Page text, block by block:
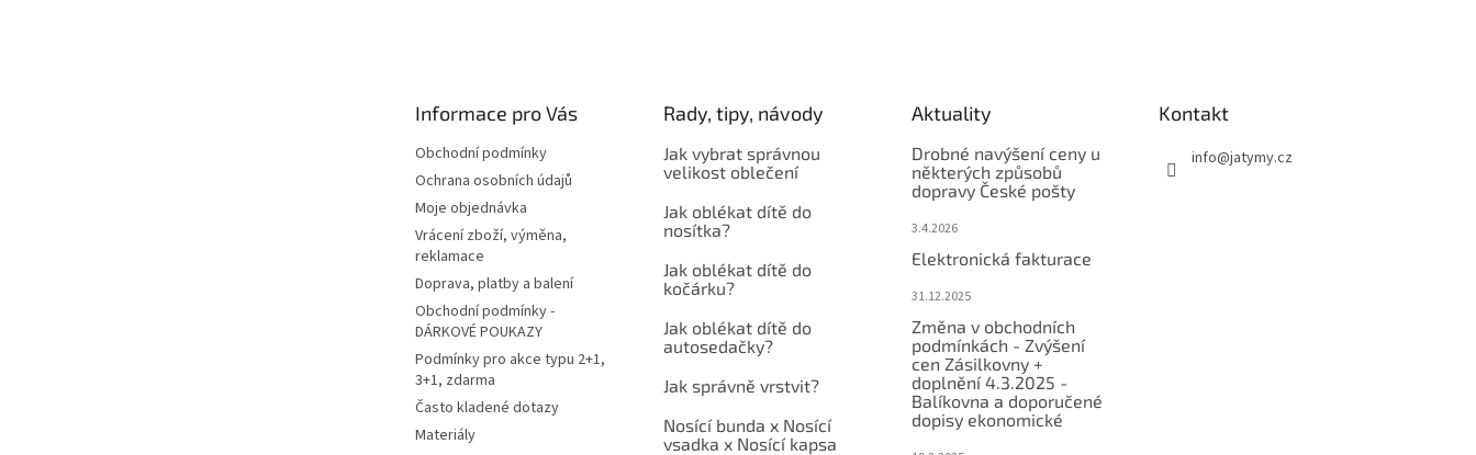
Informace pro Vás
Obchodní podmínky
Ochrana osobních údajů
Moje objednávka
Vrácení zboží, výměna,
reklamace
Doprava, platby a balení
Obchodní podmínky -
DÁRKOVÉ POUKAZY
Podmínky pro akce typu 2+1,
3+1, zdarma
Často kladené dotazy
Materiály
Rady, tipy, návody
Jak vybrat správnou
velikost oblečení
Jak oblékat dítě do
nosítka?
Jak oblékat dítě do
kočárku?
Jak oblékat dítě do
autosedačky?
Jak správně vrstvit?
Nosící bunda x Nosící
vsadka x Nosící kapsa
Aktuality
Drobné navýšení ceny u
některých způsobů
dopravy České pošty
3.4.2026
Elektronická fakturace
31.12.2025
Změna v obchodních
podmínkách - Zvýšení
cen Zásilkovny +
doplnění 4.3.2025 -
Balíkovna a doporučené
dopisy ekonomické
Kontakt
info@jatymy.cz